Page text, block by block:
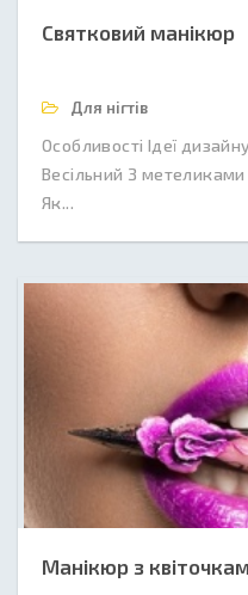
Святковий манікюр
Для нігтів
Особливості Ідеї
Весільний З метеликами
Як...
Манікюр з